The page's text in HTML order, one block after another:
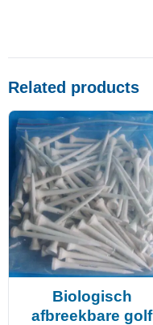
Related products
Biologisch
afbreekbare golf